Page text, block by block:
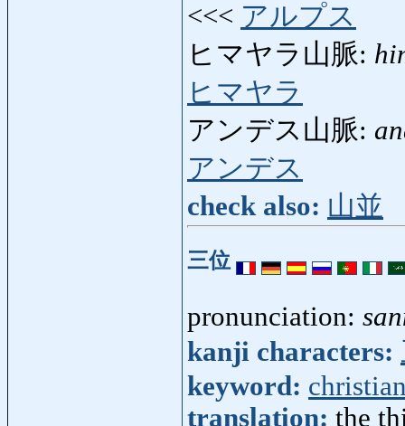
<<< アルプス
ヒマヤラ山脈:
ヒマヤラ
アンデス山脈:
アンデス
check also: 山並
三位
pronunciation:
kanji characters:
keyword:
translation: the